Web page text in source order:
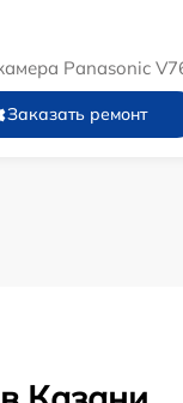
Panasonic
Заказать ремонт